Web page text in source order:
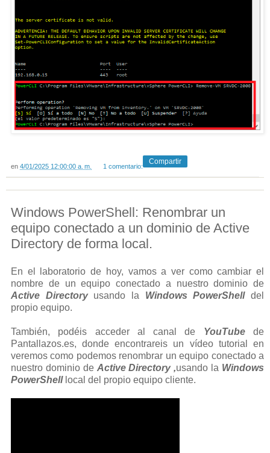
en 4/01/2025 12:00:00 a. m. 1 comentario:
Compartir
Windows PowerShell: Renombrar un
equipo conectado a un dominio de Active
Directory de forma local.
En el laboratorio de hoy, vamos a ver como cambiar el
nombre de un equipo conectado a nuestro dominio de
Active Directoryusando la Windows PowerShelldel
propio equipo.
También, podéis acceder al canal de YouTubede
Pantallazos.es, donde encontrareis un vídeo tutorial en
veremos como podemos renombrar un equipo conectado a
nuestro dominio de Active Directory ,usando la Windows
PowerShelllocal del propio equipo cliente.